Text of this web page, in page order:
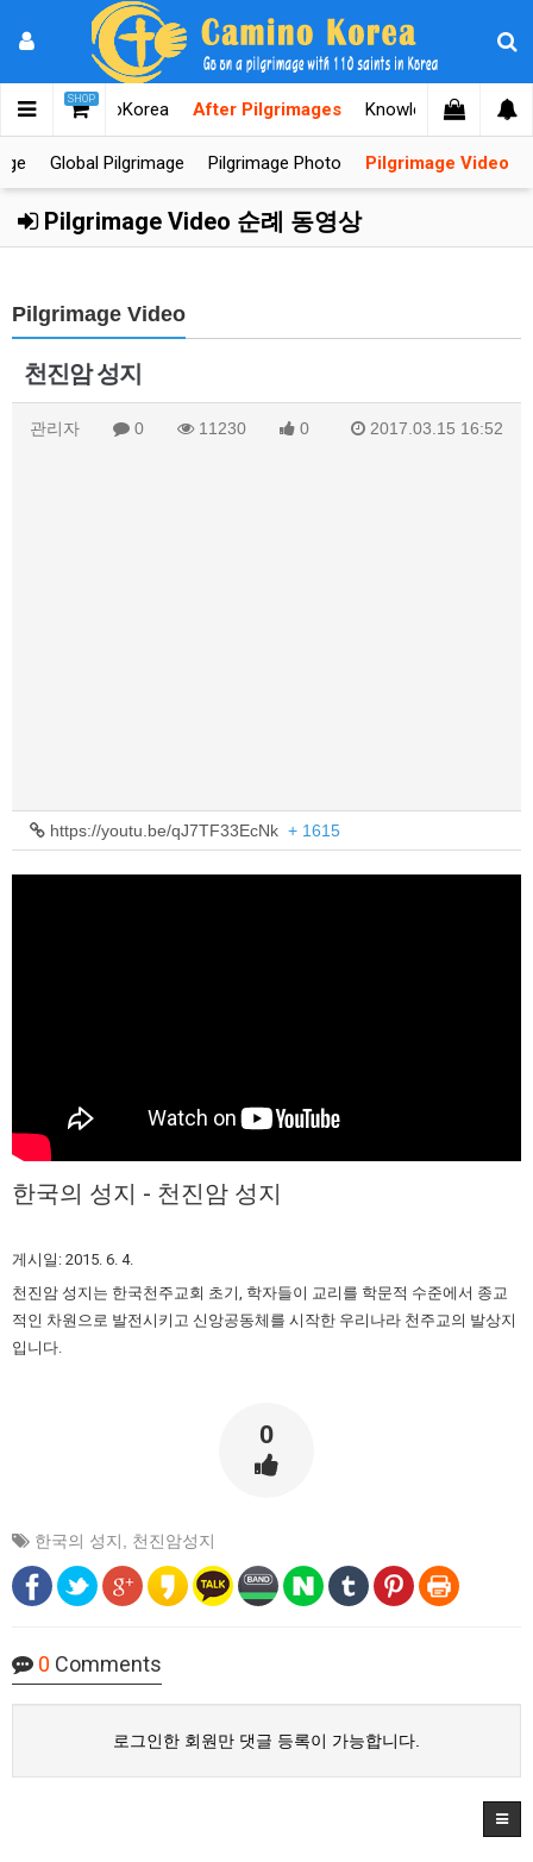
SHOP
CaminoKorea After Pilgrimages Knowledges
Global Pilgrimage Pilgrimage Photo Pilgrimage Video
Pilgrimage Video 순례 동영상
Pilgrimage Video
천진암 성지
관리자 0 11230 0 2017.03.15 16:52
https://youtu.be/qJ7TF33EcNk + 1615
한국의 성지 - 천진암 성지
게시일: 2015. 6. 4.
천진암 성지는 한국천주교회 초기, 학자들이 교리를 학문적 수준에서 종교
적인 차원으로 발전시키고 신앙공동체를 시작한 우리나라 천주교의 발상지
입니다.
0
한국의 성지 천진암성지
0 Comments
로그인한 회원만 댓글 등록이 가능합니다.